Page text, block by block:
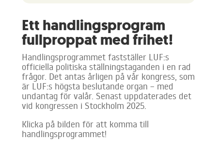
Ett handlingsprogram
fullproppat med frihet!
Handlingsprogrammet fastställer LUF:s
officiella politiska ställningstaganden i en rad
frågor. Det antas årligen på vår kongress, som
är LUF:s högsta beslutande organ – med
undantag för valår. Senast uppdaterades det
vid kongressen i Stockholm 2025.
Klicka på bilden för att komma till
handlingsprogrammet!